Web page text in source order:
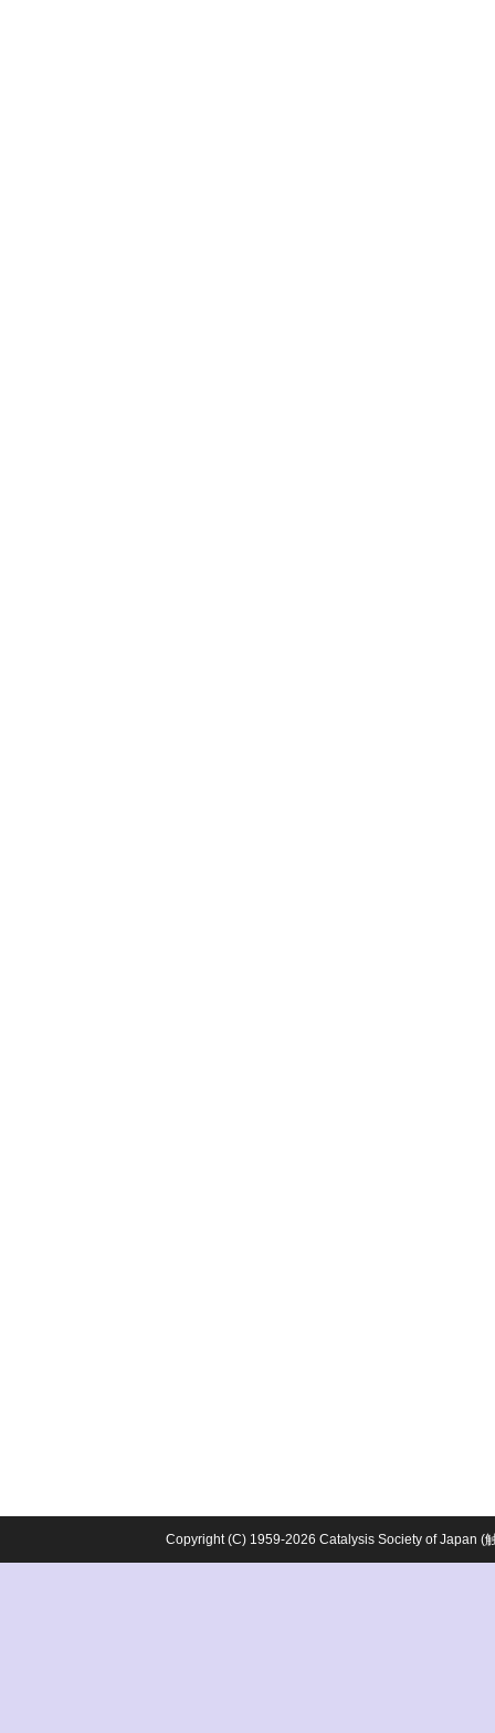
Copyright (C) 1959-2026 Catalysis Society of Japan (